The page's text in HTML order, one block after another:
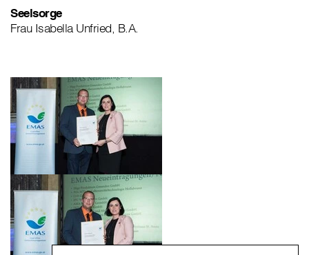
Seelsorge
Frau Isabella Unfried, B.A.